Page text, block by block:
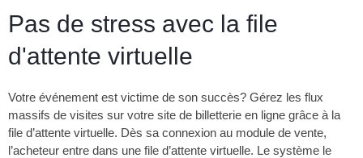
Pas de stress avec la file
d'attente virtuelle
Votre événement est victime de son succès? Gérez les flux
massifs de visites sur votre site de billetterie en ligne grâce à la
file d’attente virtuelle. Dès sa connexion au module de vente,
l’acheteur entre dans une file d’attente virtuelle. Le système le